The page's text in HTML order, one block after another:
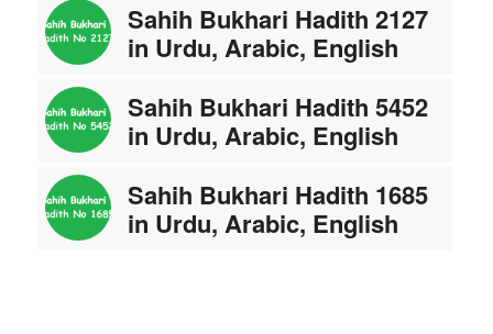
Sahih Bukhari Hadith 2127
in Urdu, Arabic, English
Sahih Bukhari Hadith 5452
in Urdu, Arabic, English
Sahih Bukhari Hadith 1685
in Urdu, Arabic, English